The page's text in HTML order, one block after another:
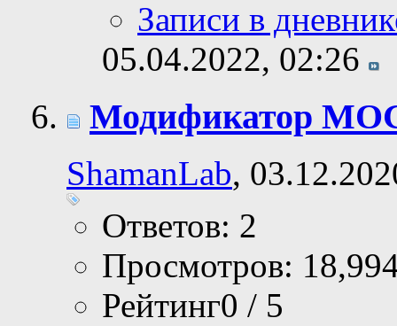
Записи в
05.04.2022, 02:26
Модификатор
ShamanLab,
Ответов: 2
Просмотров:
Рейтинг0 / 5